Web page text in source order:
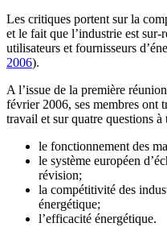
Les critiques portent sur la
et le fait que l’industrie est sur-
utilisateurs et fournisseurs
2006).
A l’issue de la première
février 2006, ses membres ont
travail et sur quatre questions à
le fonctionnement des
le système européen
révision;
la compétitivité des
énergétique;
l’efficacité énergétique.